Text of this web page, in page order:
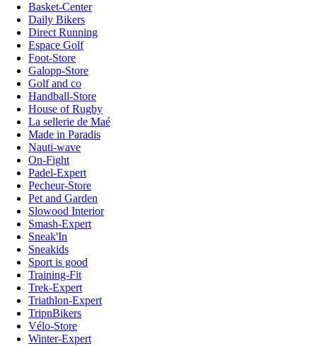
Basket-Center
Daily Bikers
Direct Running
Espace Golf
Foot-Store
Galopp-Store
Golf and co
Handball-Store
House of Rugby
La sellerie de Maé
Made in Paradis
Nauti-wave
On-Fight
Padel-Expert
Pecheur-Store
Pet and Garden
Slowood Interior
Smash-Expert
Sneak'In
Sneakids
Sport is good
Training-Fit
Trek-Expert
Triathlon-Expert
TripnBikers
Vélo-Store
Winter-Expert